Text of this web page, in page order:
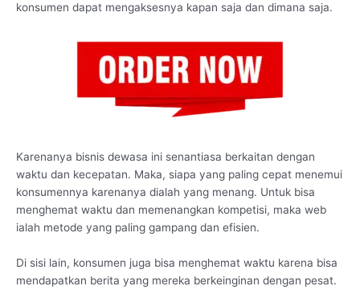
konsumen dapat mengaksesnya kapan saja dan dimana saja.
Karenanya bisnis dewasa ini senantiasa berkaitan dengan
waktu dan kecepatan. Maka, siapa yang paling cepat menemui
konsumennya karenanya dialah yang menang. Untuk bisa
menghemat waktu dan memenangkan kompetisi, maka web
ialah metode yang paling gampang dan efisien.
Di sisi lain, konsumen juga bisa menghemat waktu karena bisa
mendapatkan berita yang mereka berkeinginan dengan pesat.